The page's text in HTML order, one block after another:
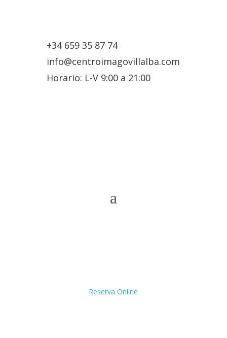
+34 659 35 87 74
info@centroimagovillalba.com
Horario: L-V 9:00 a 21:00
Reserva Online